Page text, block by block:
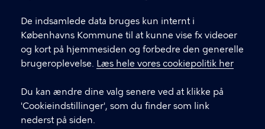
De indsamlede data bruges kun internt i
Københavns Kommune til at kunne vise fx videoer
og kort på hjemmesiden og forbedre den generelle
brugeroplevelse. Læs hele vores cookiepolitik her
Du kan ændre dine valg senere ved at klikke på
'Cookieindstillinger', som du finder som link
nederst på siden.
Københavns Kommune
KONTAKT
Rådhuspladsen 1, 1550 København V